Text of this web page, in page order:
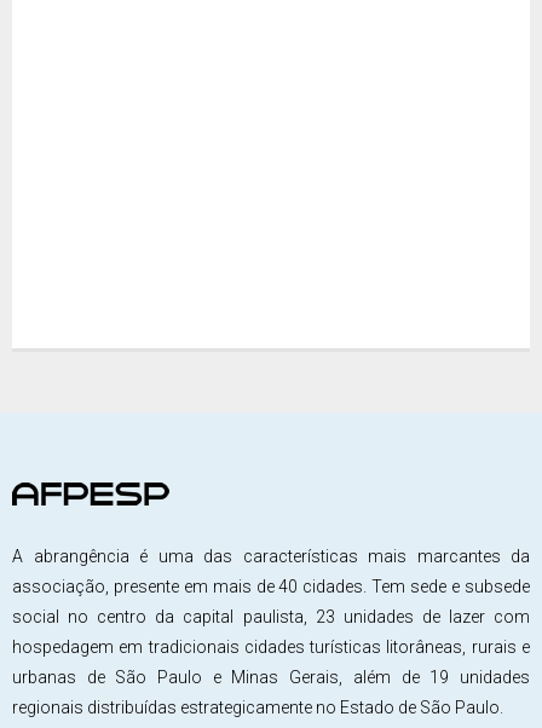
A abrangência é uma das características mais marcantes da
associação, presente em mais de 40 cidades. Tem sede e subsede
social no centro da capital paulista, 23 unidades de lazer com
hospedagem em tradicionais cidades turísticas litorâneas, rurais e
urbanas de São Paulo e Minas Gerais, além de 19 unidades
regionais distribuídas estrategicamente no Estado de São Paulo.